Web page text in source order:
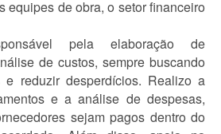
equipes de obra, o setor financeiro
pela elaboração de
de custos, sempre buscando
e reduzir desperdícios. Realizo a
e a análise de despesas,
sejam pagos dentro do